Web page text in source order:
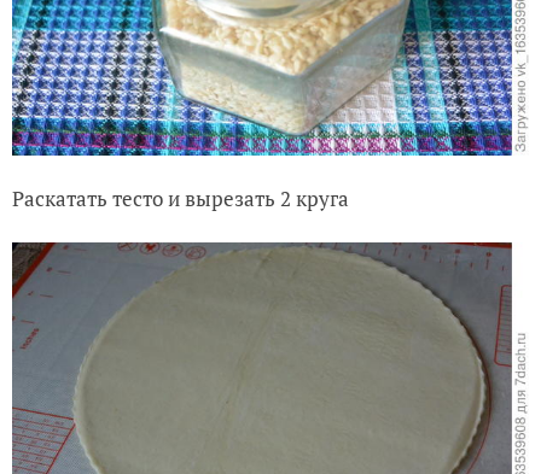
Раскатать тесто и вырезать 2 круга